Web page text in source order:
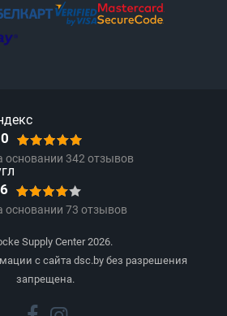
основании 342отзывов
основании 73 отзывов
Supply Center 2026.
с сайта dsc.by без разрешения
запрещена.